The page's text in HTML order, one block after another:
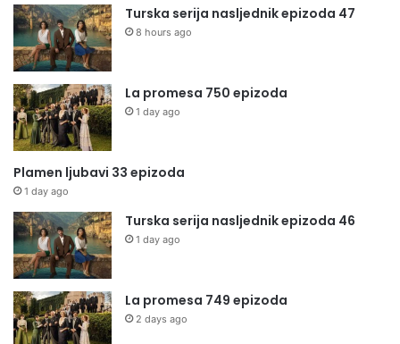
Turska serija nasljednik epizoda 47
8 hours ago
La promesa 750 epizoda
1 day ago
Plamen ljubavi 33 epizoda
1 day ago
Turska serija nasljednik epizoda 46
1 day ago
La promesa 749 epizoda
2 days ago